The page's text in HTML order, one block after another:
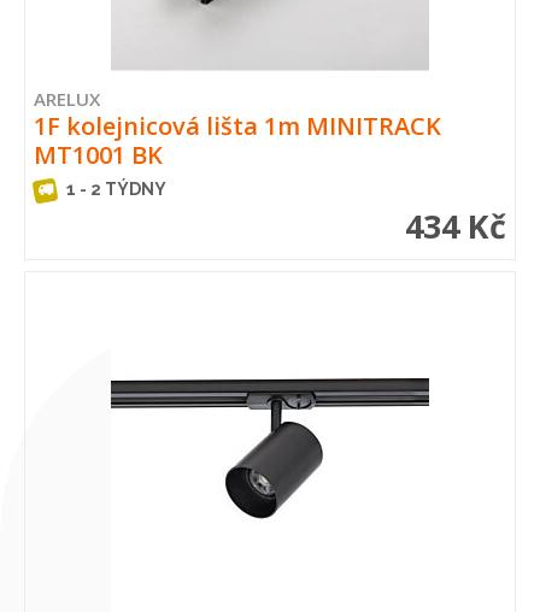
ARELUX
1F kolejnicová lišta 1m MINITRACK
MT1001 BK
1 - 2 TÝDNY
434 Kč